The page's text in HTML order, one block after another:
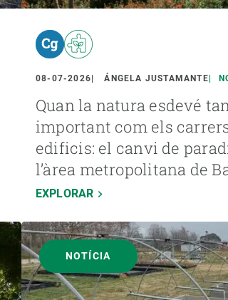
08-07-2026 ÁNGELA JUSTAMANTE
Quan la natura esdevé
important com els
edificis: el canvi de
l’àrea metropolitana de
EXPLORAR
NOTÍCIA